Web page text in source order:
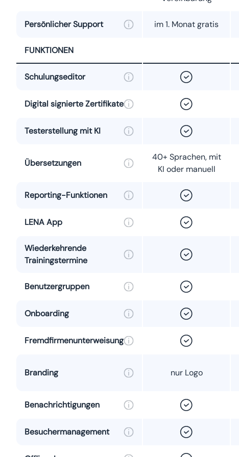
Persönlicher Support im 1. Monat gratis
FUNKTIONEN
Schulungseditor
Digital signierte Zertifikate
Testerstellung mit KI
Übersetzungen
40+ Sprachen, mit
KI oder manuell
Reporting-Funktionen
LENA App
Wiederkehrende
Trainingstermine
Benutzergruppen
Onboarding
Fremdfirmenunterweisung
Branding nur Logo
Benachrichtigungen
Besuchermanagement